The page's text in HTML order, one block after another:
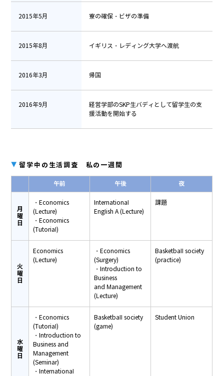
2015年5月 寮の確保・ビザの準備
2015年8月 イギリス・レディング大学へ渡航
2016年3月 帰国
2016年9月
経営学部のSKP生バディとして留学生の支
援活動を開始する
▼ 留学中の生活調査 私の一週間
午前 午後 夜
月
曜
日
・Economics
(Lecture)
・Economics
(Tutorial)
International
English A (Lecture)
課題
火
曜
日
Economics
(Lecture)
・Economics
(Surgery)
・Introduction to
Business
and Management
(Lecture)
Basketball society
(practice)
水
曜
日
・Economics
(Tutorial)
・Introduction to
Business and
Management
(Seminar)
・International
Basketball society
(game)
Student Union